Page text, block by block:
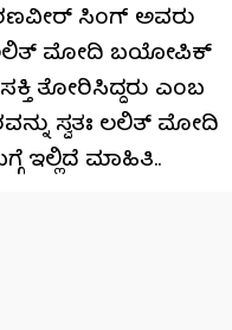
ಸಿಂಗ್ ಅವರು
ಲಲಿತ್ ಮೋದಿ ಬಯೋಪಿಕ್​
ತೋರಿಸಿದ್ದರು ಎಂಬ
ಸ್ವತಃ ಲಲಿತ್ ಮೋದಿ
ಇಲ್ಲಿದೆ ಮಾಹಿತಿ..